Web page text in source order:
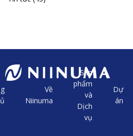
Về
Niinuma
Sản
phẩm
và
Dịch
vụ
Dự
án